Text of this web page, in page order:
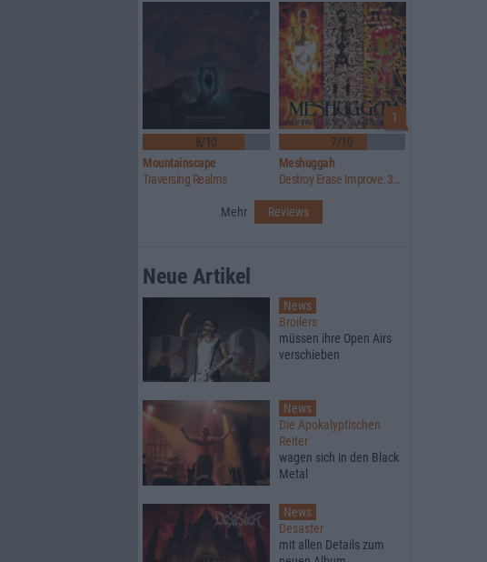
8/10
Mountainscape
Traversing Realms
1
7/10
Meshuggah
Destroy Erase Improve: 30th Anniversary Edition
Mehr Reviews
Neue Artikel
News
Broilers
müssen ihre Open Airs
verschieben
News
Die Apokalyptischen
Reiter
wagen sich in den Black
Metal
News
Desaster
mit allen Details zum